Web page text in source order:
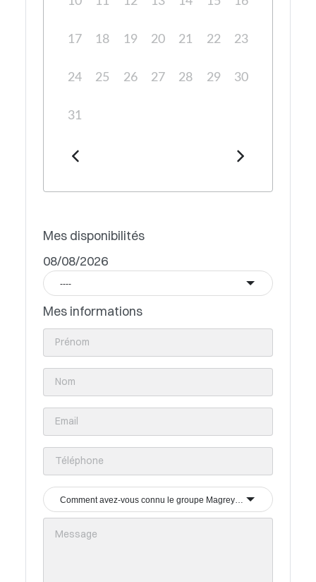
17 18 19 20 21 22 23
24 25 26 27 28 29 30
31
Mes disponibilités
08/08/2026
----
Mes informations